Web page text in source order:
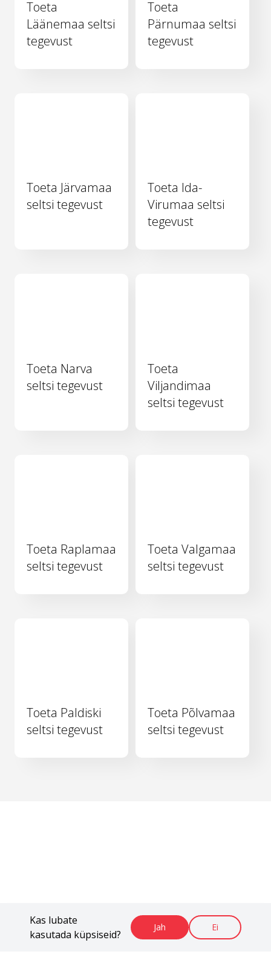
Kas lubate
kasutada küpsiseid?
Jah Ei
Toeta
Läänemaa seltsi
tegevust
Toeta
Pärnumaa seltsi
tegevust
Toeta Järvamaa
seltsi tegevust
Toeta Ida-
Virumaa seltsi
tegevust
Toeta Narva
seltsi tegevust
Toeta
Viljandimaa
seltsi tegevust
Toeta Raplamaa
seltsi tegevust
Toeta Valgamaa
seltsi tegevust
Toeta Paldiski
seltsi tegevust
Toeta Põlvamaa
seltsi tegevust